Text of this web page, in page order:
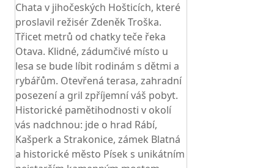
Chata v jihočeských Hošticích, které
proslavil režisér Zdeněk Troška.
Třicet metrů od chatky teče řeka
Otava. Klidné, zádumčivé místo u
lesa se bude líbit rodinám s dětmi a
rybářům. Otevřená terasa, zahradní
posezení a gril zpříjemní váš pobyt.
Historické pamětihodnosti v okolí
vás nadchnou: jde o hrad Rábí,
Kašperk a Strakonice, zámek Blatná
a historické město Písek s unikátním